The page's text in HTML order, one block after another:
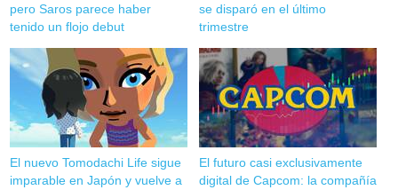
pero Saros parece haber
tenido un flojo debut
se disparó en el último
trimestre
El nuevo Tomodachi Life sigue
imparable en Japón y vuelve a
El futuro casi exclusivamente
digital de Capcom: la compañía